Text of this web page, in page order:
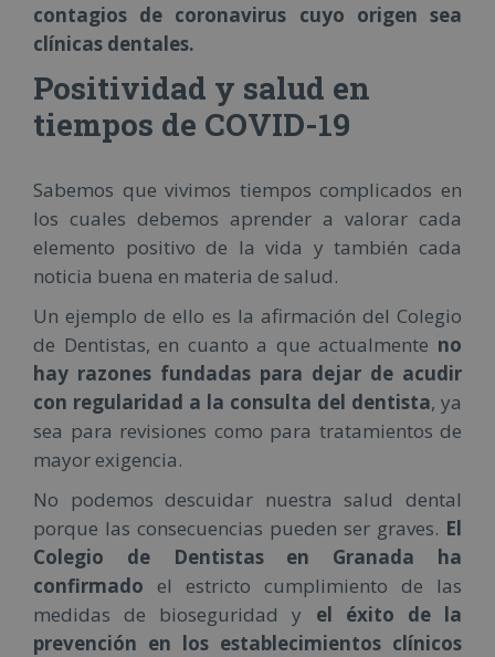
contagios de coronavirus cuyo origen sea
clínicas dentales.
Positividad y salud en
tiempos de COVID-19
Sabemos que vivimos tiempos complicados en
los cuales debemos aprender a valorar cada
elemento positivo de la vida y también cada
noticia buena en materia de salud.
Un ejemplo de ello es la afirmación del Colegio
de Dentistas, en cuanto a que actualmente no
hay razones fundadas para dejar de acudir
con regularidad a la consulta del dentista, ya
sea para revisiones como para tratamientos de
mayor exigencia.
No podemos descuidar nuestra salud dental
porque las consecuencias pueden ser graves. El
Colegio de Dentistas en Granada ha
confirmado el estricto cumplimiento de las
medidas de bioseguridad y el éxito de la
prevención en los establecimientos clínicos